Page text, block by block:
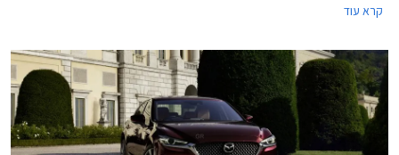
התצוגה של מאזדה ברחבי הארץ.
קרא עוד